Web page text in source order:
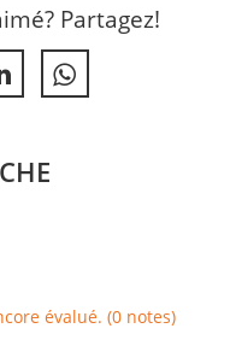
Partagez!
évalué. (0 notes)